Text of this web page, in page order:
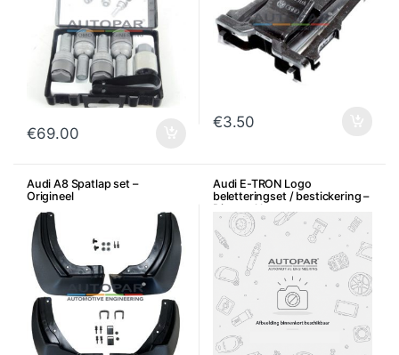
€69.00
€3.50
Audi A8 Spatlap set –
Origineel
Audi E-TRON Logo
beletteringset / bestickering –
Diverse kleuren